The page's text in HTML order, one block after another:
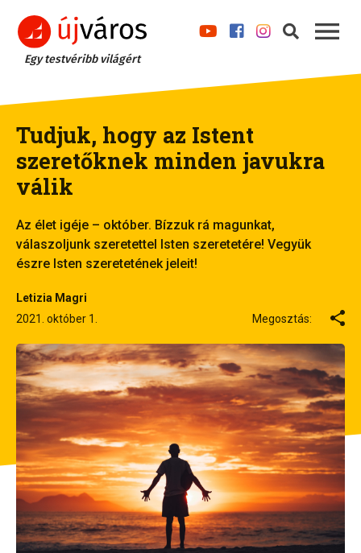
Egy testvéribb világért
Tudjuk, hogy az Istent
szeretőknek minden javukra
válik
Az élet igéje – október. Bízzuk rá magunkat,
válaszoljunk szeretettel Isten szeretetére! Vegyük
észre Isten szeretetének jeleit!
Letizia Magri
2021. október 1.
Megosztás: